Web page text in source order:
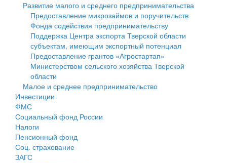
Культура
Образование
Здравоохранение
Социальная защита
Фотоальбом
Открытые данные
Работа с обращениями граждан
Муниципальный контроль
Муниципальные услуги
Проекты административных регламентов
Антимонопольный комплаенс
Противодействие коррупции
объектов недвижимости
Имущественная поддержка субъектов малого и
среднего предпринимательства
Информационная поддержка субъектов малого и
среднего предпринимательства
Муниципальные программы
Контрольно-счетная палата
Персональные данные
Развитие малого и среднего предпринимательства
Предоставление микрозаймов и поручительств
Фонда содействия предпринимательству
Поддержка Центра экспорта Тверской области
субъектам, имеющим экспортный потенциал
Предоставление грантов «Агростартап»
Министерством сельского хозяйства Тверской
области
Малое и среднее предпринимательство
Инвестиции
ФМС
Социальный фонд России
Налоги
Пенсионный фонд
Соц. страхование
ЗАГС